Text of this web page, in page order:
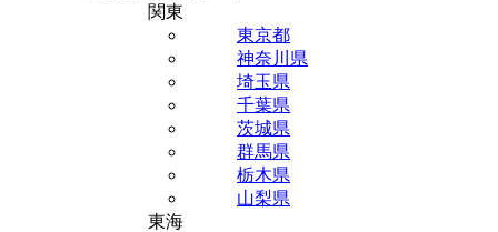
関東
東京都
神奈川県
埼玉県
千葉県
茨城県
群馬県
栃木県
山梨県
東海